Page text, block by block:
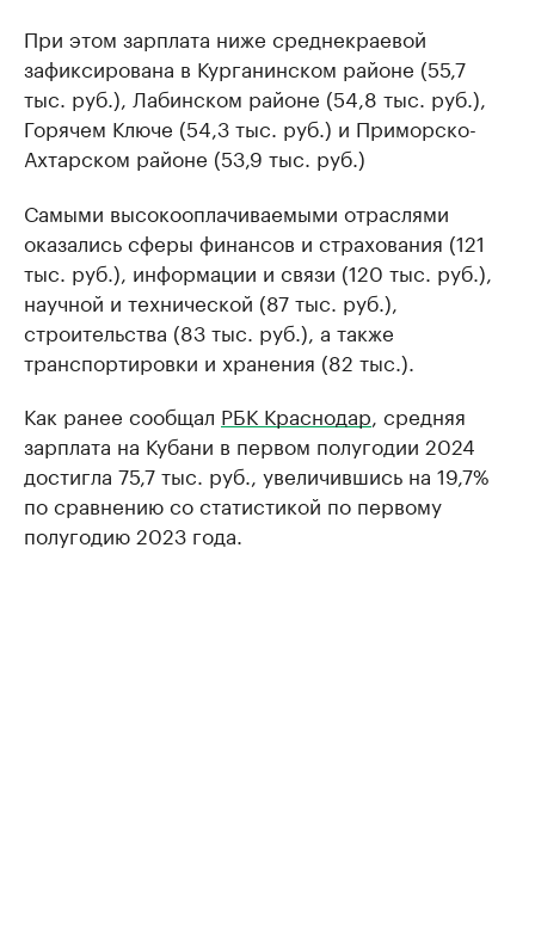
При этом зарплата ниже среднекраевой
зафиксирована в Курганинском районе (55,7
тыс. руб.), Лабинском районе (54,8 тыс. руб.),
Горячем Ключе (54,3 тыс. руб.) и Приморско-
Ахтарском районе (53,9 тыс. руб.)
Самыми высокооплачиваемыми отраслями
оказались сферы финансов и страхования (121
тыс. руб.), информации и связи (120 тыс. руб.),
научной и технической (87 тыс. руб.),
строительства (83 тыс. руб.), а также
транспортировки и хранения (82 тыс.).
Как ранее сообщал РБК Краснодар , средняя
зарплата на Кубани в первом полугодии 2024
достигла 75,7 тыс. руб., увеличившись на 19,7%
по сравнению со статистикой по первому
полугодию 2023 года.